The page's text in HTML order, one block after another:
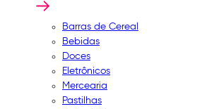
Barras de Cereal
Bebidas
Doces
Eletrônicos
Mercearia
Pastilhas